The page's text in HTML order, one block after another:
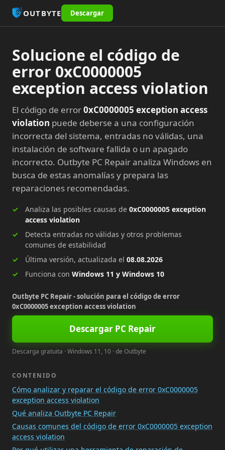
OUTBYTE Descargar
Solucione el código de
error 0xC0000005
exception access violation
El código de error0xC0000005 exception access
violation puede deberse a una configuración
incorrecta del sistema, entradas no válidas, una
instalación de software fallida o un apagado
incorrecto. Outbyte PC Repair analiza Windows en
busca de estas anomalías y prepara las
reparaciones recomendadas.
Analiza las posibles causas de 0xC0000005 exception
access violation
Detecta entradas no válidas y otros problemas
comunes de estabilidad
Última versión, actualizada el 08.08.2026
Funciona con Windows 11 y Windows 10
Outbyte PC Repair - solución para el código de error
0xC0000005 exception access violation
Descargar PC Repair
Descarga gratuita · Windows 11, 10 · de Outbyte
CONTENIDO
Cómo analizar y reparar el código de error 0xC0000005
exception access violation
Qué analiza Outbyte PC Repair
Causas comunes del código de error 0xC0000005 exception
access violation